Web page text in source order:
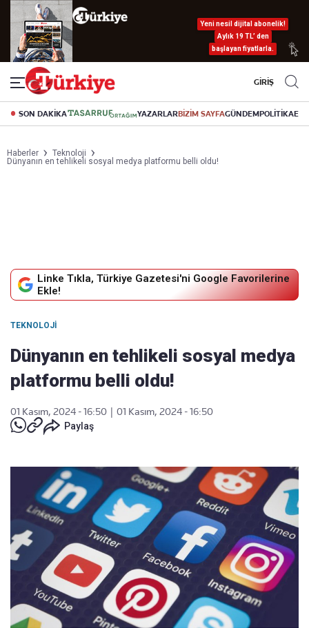
Yeni nesil dijital abonelik!
Aylık 19 TL’ den
başlayan fiyatlarla.
GİRİŞ
SON DAKİKA YAZARLARBİZİM SAYFAGÜNDEMPOLİTİKA
Haberler
Teknoloji
Dünyanın en tehlikeli sosyal medya platformu belli oldu!
Linke Tıkla, Türkiye Gazetesi'ni Google Favorilerine
Ekle!
TEKNOLOJI
Dünyanın en tehlikeli sosyal medya
platformu belli oldu!
01 Kasım, 2024 - 16:50
01 Kasım, 2024 - 16:50
Paylaş